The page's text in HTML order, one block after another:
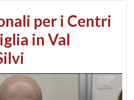
per i Centri
in Val